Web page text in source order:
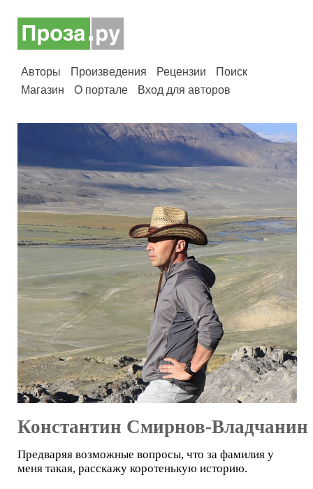
Авторы Произведения Рецензии
Поиск
Магазин
О портале Вход для авторов
Константин Смирнов-Владчанин
Предваряя возможные вопросы, что за фамилия у
меня такая, расскажу коротенькую историю.